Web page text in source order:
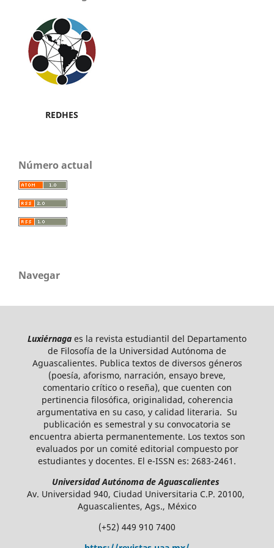
REDHES
Número actual
Navegar
Luxiérnaga es la revista estudiantil del Departamento
de Filosofía de la Universidad Autónoma de
Aguascalientes. Publica textos de diversos géneros
(poesía, aforismo, narración, ensayo breve,
comentario crítico o reseña), que cuenten con
pertinencia filosófica, originalidad, coherencia
argumentativa en su caso, y calidad literaria. Su
publicación es semestral y su convocatoria se
encuentra abierta permanentemente. Los textos son
evaluados por un comité editorial compuesto por
estudiantes y docentes. El e-ISSN es: 2683-2461.
Universidad Autónoma de Aguascalientes
Av. Universidad 940, Ciudad Universitaria C.P. 20100,
Aguascalientes, Ags., México
(+52) 449 910 7400